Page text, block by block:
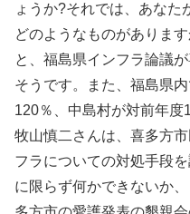
ょうか?それでは、あなた
どのようなものがありま
と、福島県インフラ論議
そうです。また、福島県
120％、中島村が対前年度
牧山慎二さんは、喜多方
フラについての対処手段
に限らず何かできないか